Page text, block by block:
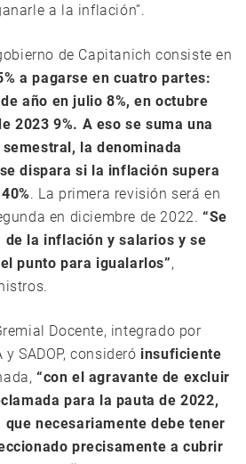
a la inflación”.
de Capitanich consiste en
a pagarse en cuatro partes:
año en julio 8%, en octubre
2023 9%. A eso se suma una
la denominada
dispara si la inflación supera
. La primera revisión será en
en diciembre de 2022. “Se
la inflación y salarios y se
punto para igualarlos”,
Docente, integrado por
y SADOP, consideró insuficiente
“con el agravante de excluir
para la pauta de 2022,
necesariamente debe tener
precisamente a cubrir